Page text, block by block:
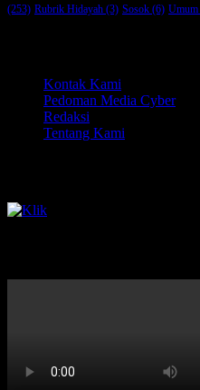
(253) Rubrik Hidayah (3) Sosok (6) Umum
Kontak Kami
Pedoman Media Cyber
Redaksi
Tentang Kami